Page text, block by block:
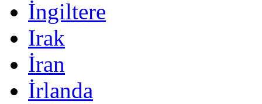
İngiltere
Irak
İran
İrlanda